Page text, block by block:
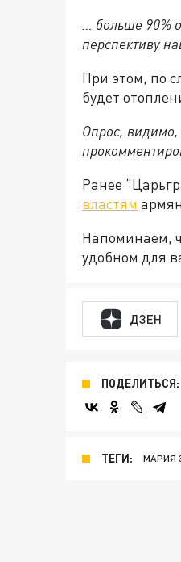
… больше 90%
перспективу
При этом, по
будет
Опрос, видимо,
Ранее
властям
Напоминаем,
удобном для
ДЗЕН
ПОДЕЛИТЬСЯ:
ТЕГИ: МАРИЯ